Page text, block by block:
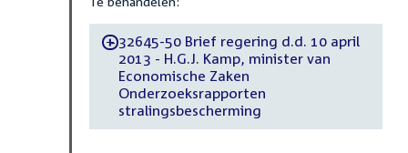
-32645-50 Brief regering d.d. 10 april
2013 - H.G.J. Kamp, minister van
Economische Zaken
Onderzoeksrapporten
stralingsbescherming